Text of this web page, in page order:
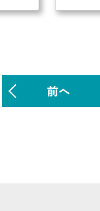
前へ